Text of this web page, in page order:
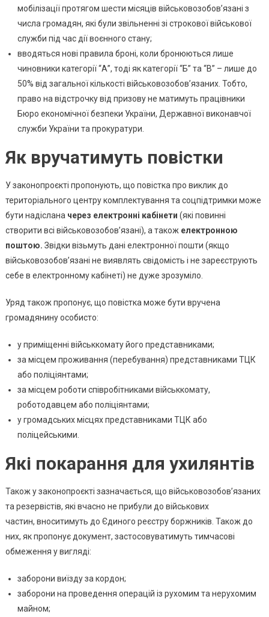
мобілізації протягом шести місяців військовозобов’язані з
числа громадян, які були звільненні зі строкової військової
служби під час дії воєнного стану;
вводяться нові правила броні, коли бронюються лише
чиновники категорії “А”, тоді як категорії “Б” та “В” – лише до
50% від загальної кількості військовозобов’язаних. Тобто,
право на відстрочку від призову не матимуть працівники
Бюро економічної безпеки України, Державної виконавчої
служби України та прокуратури.
Як вручатимуть повістки
У законопроєкті пропонують, що повістка про виклик до
територіального центру комплектування та соцпідтримки може
бути надіслана через електронні кабінети (які повинні
створити всі військовозобов’язані), а також електронною
поштою. Звідки візьмуть дані електронної пошти (якщо
військовозобов’язані не виявлять свідомість і не зареєструють
себе в електронному кабінеті) не дуже зрозуміло.
Уряд також пропонує, що повістка може бути вручена
громадянину особисто:
у приміщенні військкомату його представниками;
за місцем проживання (перебування) представниками ТЦК
або поліціянтами;
за місцем роботи співробітниками військкомату,
роботодавцем або поліціянтами;
у громадських місцях представниками ТЦК або
поліцейськими.
Які покарання для ухилянтів
Також у законопроєкті зазначається, що військовозобовʼязаних
та резервістів, які вчасно не прибули до військових
частин, вноситимуть до Єдиного реєстру боржників. Також до
них, як пропонує документ, застосовуватимуть тимчасові
обмеження у вигляді:
заборони виїзду за кордон;
заборони на проведення операцій із рухомим та нерухомим
майном;